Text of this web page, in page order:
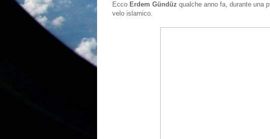
Ecco Erdem Gündüz qualche anno fa, durante una
velo islamico.